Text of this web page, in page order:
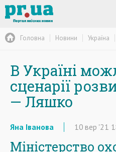
Головна Новини Україна
В Україні
сценарії
— Ляшко
Яна Іванова 10 вер '21
Міністерство